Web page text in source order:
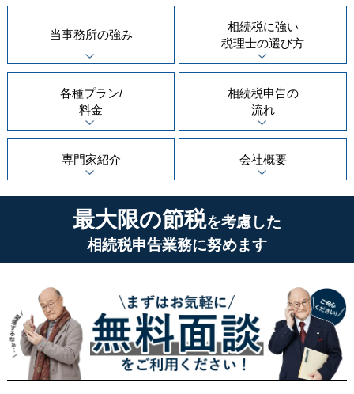
当事務所の強み
相続税に強い
税理士の選び方
各種プラン/
料金
相続税申告の
流れ
専門家紹介 会社概要
最大限の節税を考慮した
相続税申告業務に努めます